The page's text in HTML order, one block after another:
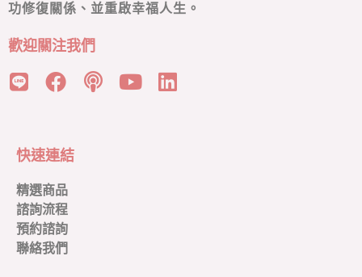
功修復關係、並重啟幸福人生。
歡迎關注我們
快速連結
精選商品
諮詢流程
預約諮詢
聯絡我們